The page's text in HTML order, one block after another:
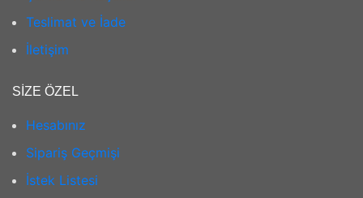
Teslimat ve İade
İletişim
SIZE ÖZEL
Hesabınız
Sipariş Geçmişi
İstek Listesi